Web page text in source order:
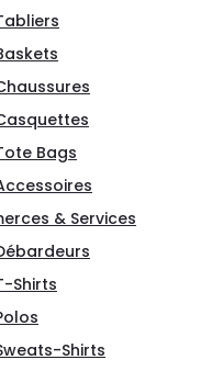
Bags
& Services
Shirts
Shirts